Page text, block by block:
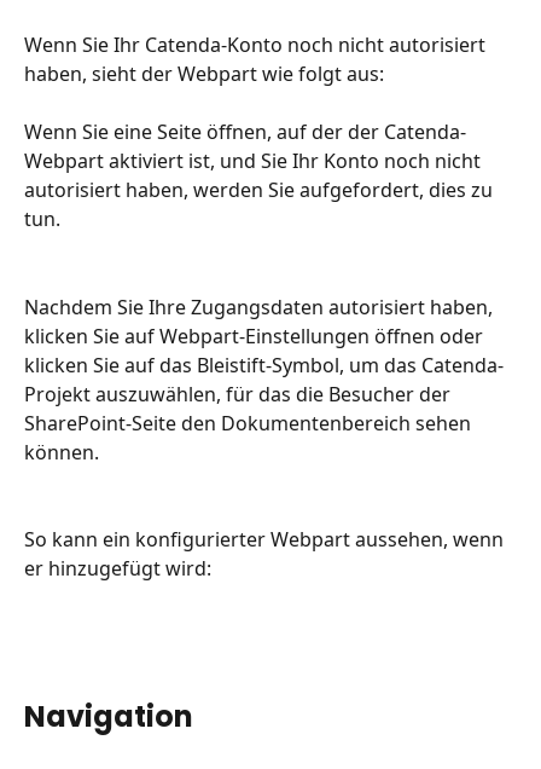
Wenn Sie Ihr Catenda-Konto noch nicht autorisiert
haben, sieht der Webpart wie folgt aus:
Wenn Sie eine Seite öffnen, auf der der Catenda-
Webpart aktiviert ist, und Sie Ihr Konto noch nicht
autorisiert haben, werden Sie aufgefordert, dies zu
tun.
Nachdem Sie Ihre Zugangsdaten autorisiert haben,
klicken Sie auf Webpart-Einstellungen öffnen oder
klicken Sie auf das Bleistift-Symbol, um das Catenda-
Projekt auszuwählen, für das die Besucher der
SharePoint-Seite den Dokumentenbereich sehen
können.
So kann ein konfigurierter Webpart aussehen, wenn
er hinzugefügt wird:
Navigation